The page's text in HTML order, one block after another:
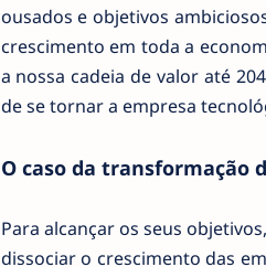
ousados e objetivos
crescimento em toda a
a nossa cadeia de valor até
de se tornar a empresa
O caso da transformação
Para alcançar os seus
dissociar o crescimento das